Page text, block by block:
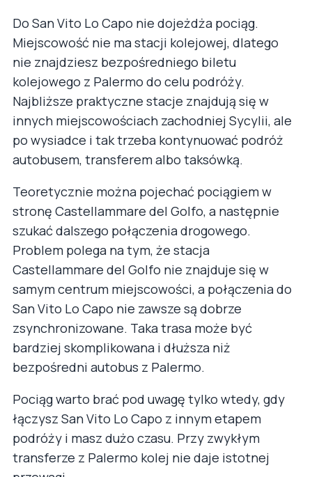
Do San Vito Lo Capo nie dojeżdża pociąg.
Miejscowość nie ma stacji kolejowej, dlatego
nie znajdziesz bezpośredniego biletu
kolejowego z Palermo do celu podróży.
Najbliższe praktyczne stacje znajdują się w
innych miejscowościach zachodniej Sycylii, ale
po wysiadce i tak trzeba kontynuować podróż
autobusem, transferem albo taksówką.
Teoretycznie można pojechać pociągiem w
stronę Castellammare del Golfo, a następnie
szukać dalszego połączenia drogowego.
Problem polega na tym, że stacja
Castellammare del Golfo nie znajduje się w
samym centrum miejscowości, a połączenia do
San Vito Lo Capo nie zawsze są dobrze
zsynchronizowane. Taka trasa może być
bardziej skomplikowana i dłuższa niż
bezpośredni autobus z Palermo.
Pociąg warto brać pod uwagę tylko wtedy, gdy
łączysz San Vito Lo Capo z innym etapem
podróży i masz dużo czasu. Przy zwykłym
transferze z Palermo kolej nie daje istotnej